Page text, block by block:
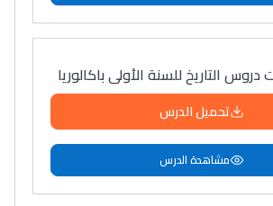
التاريخ للسنة الأولى باكالوريا
تحميل الدرس
مشاهدة الدرس